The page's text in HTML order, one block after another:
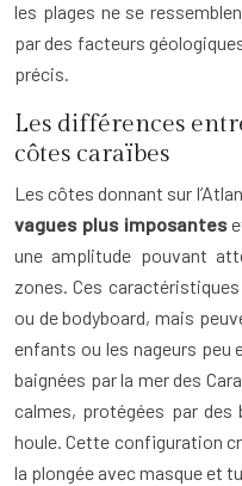
les plages ne se
par des facteurs
précis.
Les différences
côtes caraïbes
Les côtes donnant sur
vagues plus imposantes
une amplitude pouvant
zones. Ces
ou de bodyboard, mais
enfants ou les nageurs peu
baignées par la mer des
calmes, protégées par des
houle. Cette configuration
la plongée avec masque et